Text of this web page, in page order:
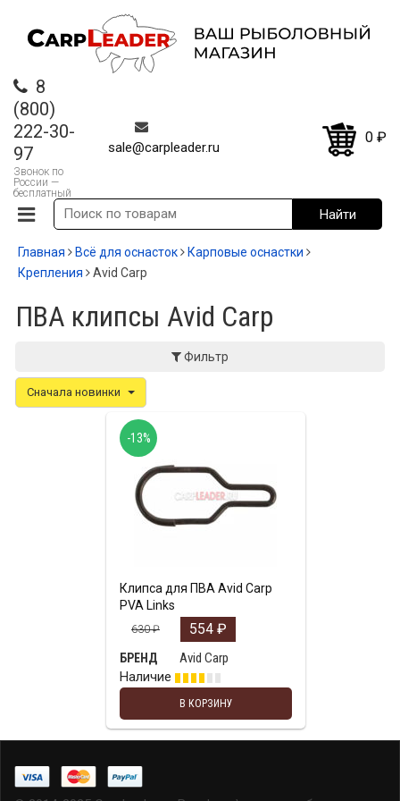
8
(800)
222-30-
97
Звонок по
России —
бесплатный
sale@carpleader.ru
0 ₽
Главная Всё для оснасток
Карповые оснастки
Крепления
Avid Carp
ПВА клипсы Avid Carp
Фильтр
Сначала новинки
Клипса для ПВА Avid Carp
PVA Links
630₽ 554 ₽
БРЕНД
Avid Carp
Наличие
В КОРЗИНУ
-13%